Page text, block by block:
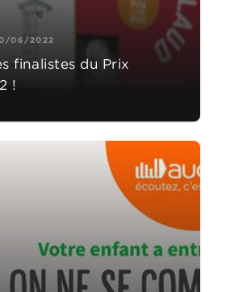
06/2022
finalistes du Prix
!